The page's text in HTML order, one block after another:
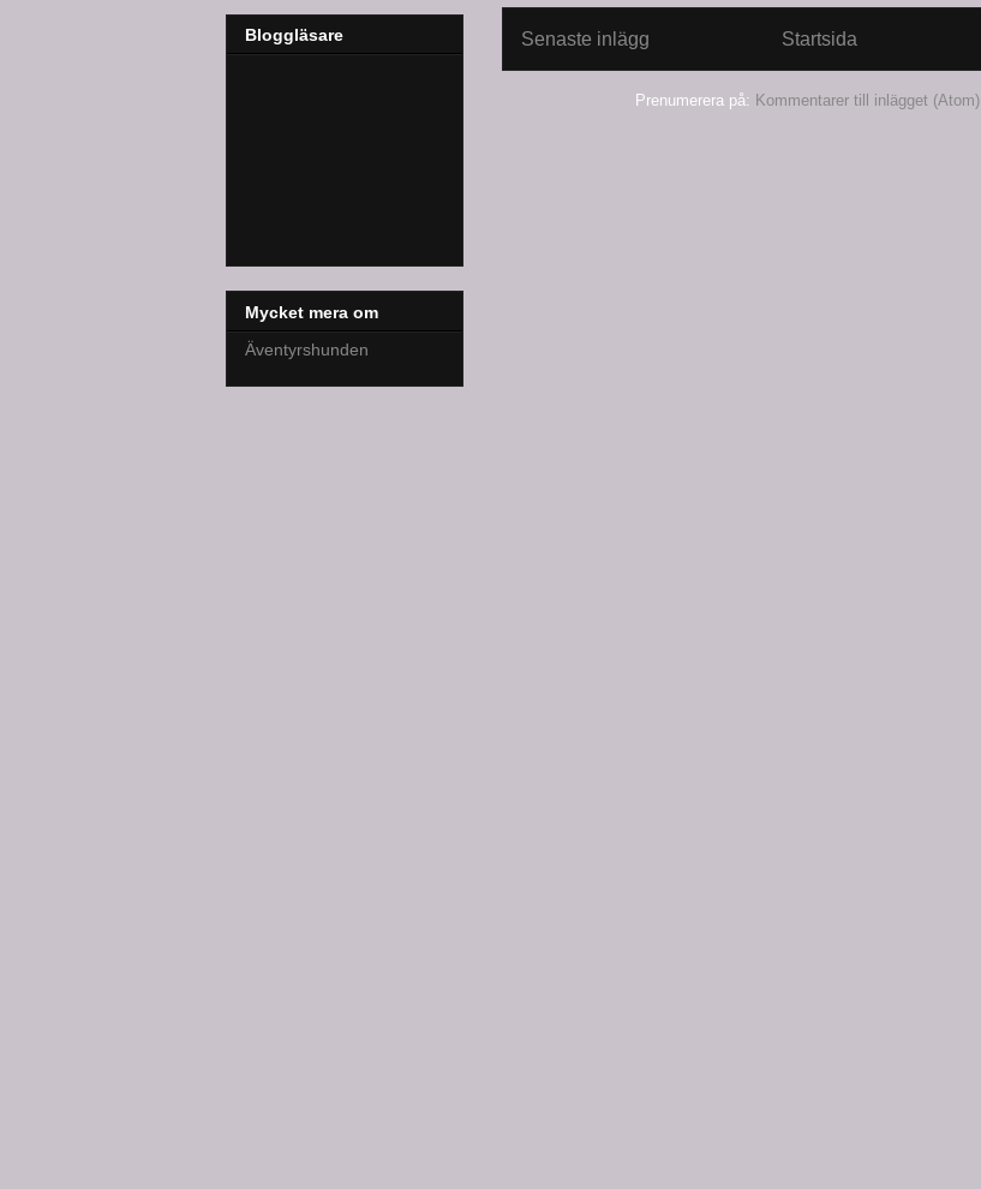
Senaste inlägg Startsida
Prenumerera på: Kommentarer till inlägget (Atom)
Bloggläsare
Mycket mera om
Äventyrshunden